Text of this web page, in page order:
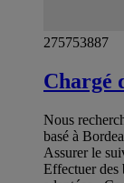
275753887
Chargé
Nous
basé à
Assurer le
Effectuer des